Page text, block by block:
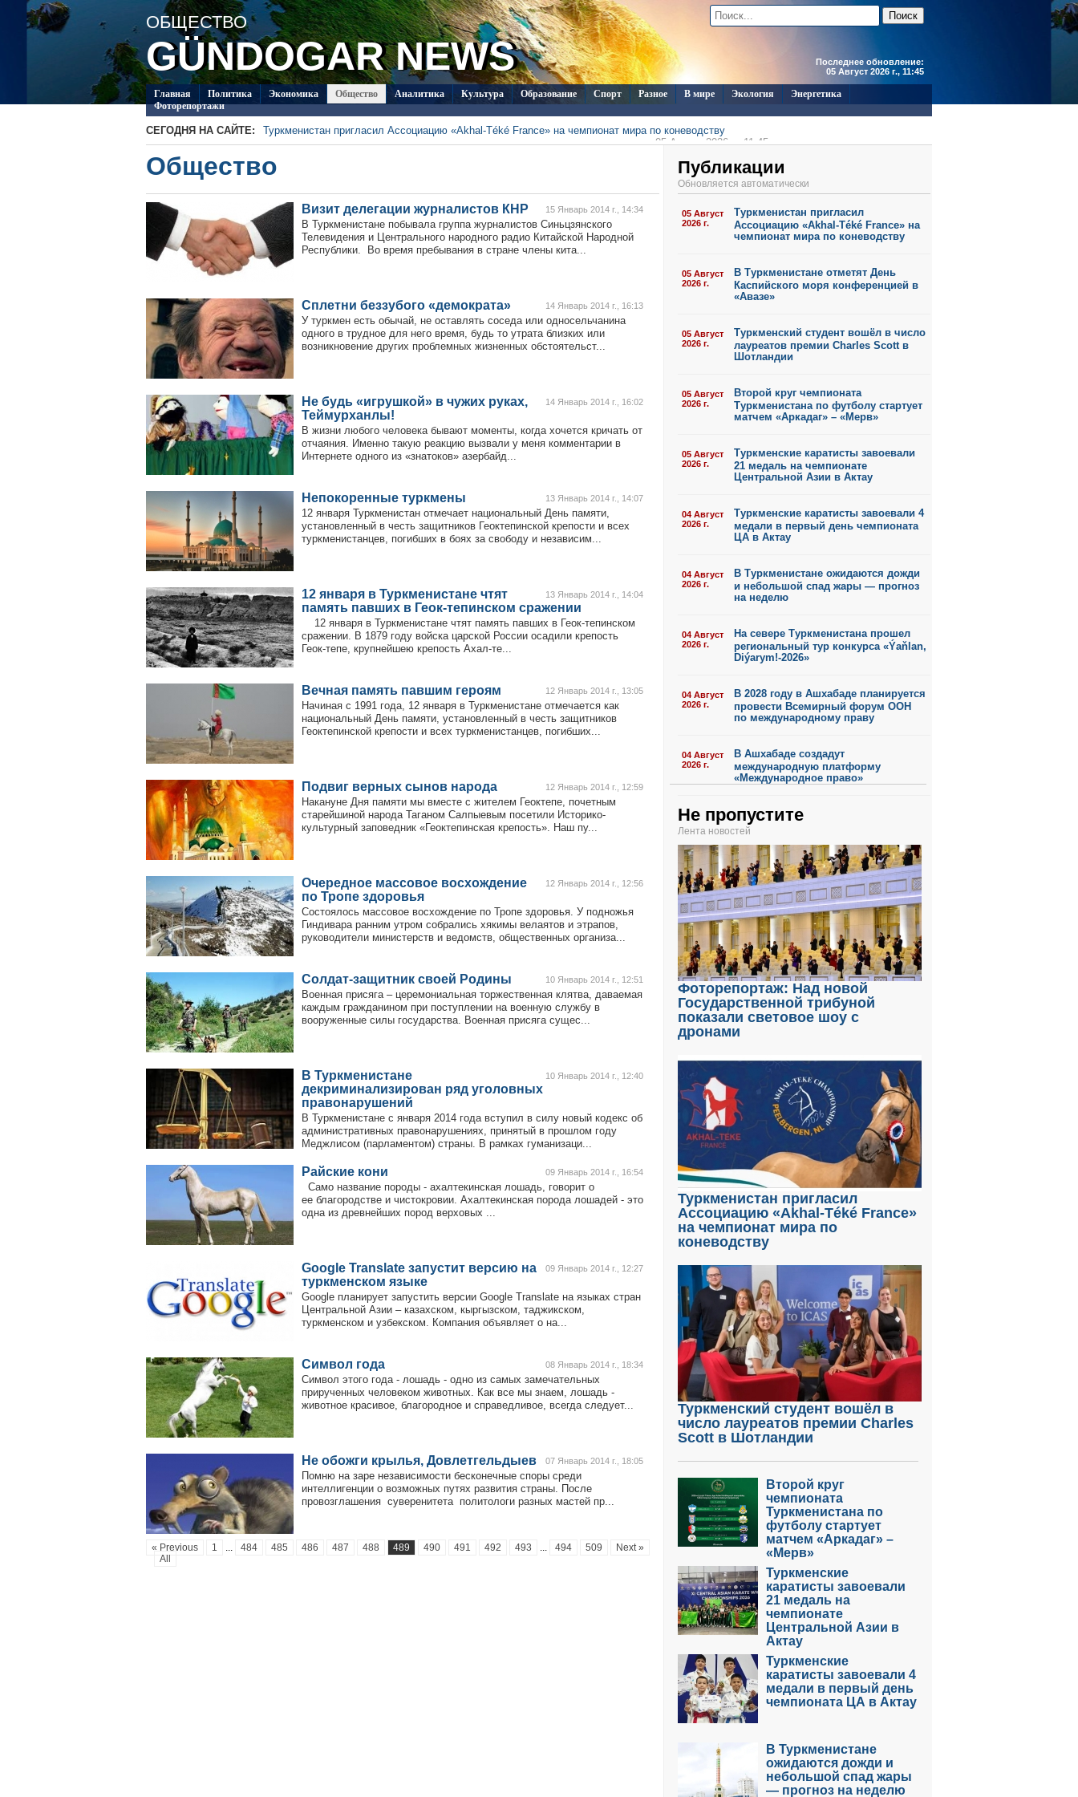
ОБЩЕСТВО
GÜNDOGAR NEWS
Последнее обновление:
05 Август 2026 г., 11:45
Главная Политикa Экономика Общество Аналитика Культура Образование Спорт Разное В мире Экология
Энергетика
Фоторепортажи
СЕГОДНЯ НА САЙТЕ:
Туркменистан пригласил Ассоциацию «Akhal-Téké France» на чемпионат мира по коневодству
05 Август 2026 г., 11:45
В Туркменистане отметят День Каспийского моря конференцией в «Авазе»
05 Август 2026 г., 11:44
Туркменский студент вошёл в число лауреатов премии Charles Scott в
Шотландии
05 Август 2026 г., 11:43
Второй круг чемпионата Туркменистана по футболу стартует матчем
«Аркадаг» – «Мерв»
05 Август 2026 г., 11:41
Туркменские каратисты завоевали 21 медаль на чемпионате Центральной Азии
в Актау
05 Август 2026 г., 11:39
Туркменские каратисты завоевали 4 медали в первый день чемпионата ЦА в
Актау
04 Август 2026 г., 10:55
Общество
15 Январь 2014 г., 14:34
Визит делегации журналистов КНР
В Туркменистане побывала группа журналистов Синьцзянского
Телевидения и Центрального народного радио Китайской Народной
Республики. Во время пребывания в стране члены кита...
14 Январь 2014 г., 16:13
Сплетни беззубого «демократа»
У туркмен есть обычай, не оставлять соседа или односельчанина
одного в трудное для него время, будь то утрата близких или
возникновение других проблемных жизненных обстоятельст...
14 Январь 2014 г., 16:02
Не будь «игрушкой» в чужих руках,
Теймурханлы!
В жизни любого человека бывают моменты, когда хочется кричать от
отчаяния. Именно такую реакцию вызвали у меня комментарии в
Интернете одного из «знатоков» азербайд...
13 Январь 2014 г., 14:07
Непокоренные туркмены
12 января Туркменистан отмечает национальный День памяти,
установленный в честь защитников Геоктепинской крепости и всех
туркменистанцев, погибших в боях за свободу и независим...
13 Январь 2014 г., 14:04
12 января в Туркменистане чтят
память павших в Геок-тепинском сражении
12 января в Туркменистане чтят память павших в Геок-тепинском
сражении. В 1879 году войска царской России осадили крепость
Геок-тепе, крупнейшею крепость Ахал-те...
12 Январь 2014 г., 13:05
Вечная память павшим героям
Начиная с 1991 года, 12 января в Туркменистане отмечается как
национальный День памяти, установленный в честь защитников
Геоктепинской крепости и всех туркменистанцев, погибших...
12 Январь 2014 г., 12:59
Подвиг верных сынов народа
Накануне Дня памяти мы вместе с жителем Геоктепе, почетным
старейшиной народа Таганом Салпыевым посетили Историко-
культурный заповедник «Геоктепинская крепость». Наш пу...
12 Январь 2014 г., 12:56
Очередное массовое восхождение
по Тропе здоровья
Состоялось массовое восхождение по Тропе здоровья. У подножья
Гиндивара ранним утром собрались хякимы велаятов и этрапов,
руководители министерств и ведомств, общественных организа...
10 Январь 2014 г., 12:51
Солдат-защитник своей Родины
Военная присяга – церемониальная торжественная клятва, даваемая
каждым гражданином при поступлении на военную службу в
вооруженные силы государства. Военная присяга сущес...
10 Январь 2014 г., 12:40
В Туркменистане
декриминализирован ряд уголовных
правонарушений
В Туркменистане с января 2014 года вступил в силу новый кодекс об
административных правонарушениях, принятый в прошлом году
Меджлисом (парламентом) страны. В рамках гуманизаци...
09 Январь 2014 г., 16:54
Райские кони
Само название породы - ахалтекинская лошадь, говорит о
ее благородстве и чистокровии. Ахалтекинская порода лошадей - это
одна из древнейших пород верховых ...
09 Январь 2014 г., 12:27
Google Translate запустит версию на
туркменском языке
Google планирует запустить версии Google Translate на языках стран
Центральной Азии – казахском, кыргызском, таджикском,
туркменском и узбекском. Компания объявляет о на...
08 Январь 2014 г., 18:34
Символ года
Символ этого года - лошадь - одно из самых замечательных
прирученных человеком животных. Как все мы знаем, лошадь -
животное красивое, благородное и справедливое, всегда следует...
07 Январь 2014 г., 18:05
Не обожги крылья, Довлетгельдыев
Помню на заре независимости бесконечные споры среди
интеллигенции о возможных путях развития страны. После
провозглашения суверенитета политологи разных мастей пр...
« Previous 1 ... 484 485 486 487 488 489 490 491 492 493 ... 494 509
Next »
All
Публикации
Обновляется автоматически
05 Август
2026 г.
Туркменистан пригласил
Ассоциацию «Akhal-Téké France» на
чемпионат мира по коневодству
05 Август
2026 г.
В Туркменистане отметят День
Каспийского моря конференцией в
«Авазе»
05 Август
2026 г.
Туркменский студент вошёл в число
лауреатов премии Charles Scott в
Шотландии
05 Август
2026 г.
Второй круг чемпионата
Туркменистана по футболу стартует
матчем «Аркадаг» – «Мерв»
05 Август
2026 г.
Туркменские каратисты завоевали
21 медаль на чемпионате
Центральной Азии в Актау
04 Август
2026 г.
Туркменские каратисты завоевали 4
медали в первый день чемпионата
ЦА в Актау
04 Август
2026 г.
В Туркменистане ожидаются дожди
и небольшой спад жары — прогноз
на неделю
04 Август
2026 г.
На севере Туркменистана прошел
региональный тур конкурса «Ýaňlan,
Diýarym!-2026»
04 Август
2026 г.
В 2028 году в Ашхабаде планируется
провести Всемирный форум ООН
по международному праву
04 Август
2026 г.
В Ашхабаде создадут
международную платформу
«Международное право»
Не пропустите
Лента новостей
Фоторепортаж: Над новой
Государственной трибуной
показали световое шоу с
дронами
Туркменистан пригласил
Ассоциацию «Akhal-Téké France»
на чемпионат мира по
коневодству
Туркменский студент вошёл в
число лауреатов премии Charles
Scott в Шотландии
Второй круг
чемпионата
Туркменистана по
футболу стартует
матчем «Аркадаг» –
«Мерв»
Туркменские
каратисты завоевали
21 медаль на
чемпионате
Центральной Азии в
Актау
Туркменские
каратисты завоевали 4
медали в первый день
чемпионата ЦА в Актау
В Туркменистане
ожидаются дожди и
небольшой спад жары
— прогноз на неделю